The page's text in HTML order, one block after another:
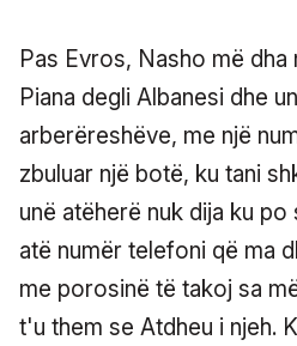
Pas Evros, Nasho më
Piana degli Albanesi dhe
arberëreshëve, me një
zbuluar një botë, ku tani
unë atëherë nuk dija ku
atë numër telefoni që ma
me porosinë të takoj sa
t'u them se Atdheu i njeh.